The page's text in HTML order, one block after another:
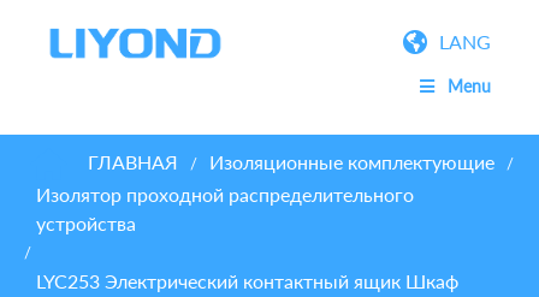
LANG
Menu
ГЛАВНАЯ / Изоляционные комплектующие /
Изолятор проходной распределительного
устройства
/
LYC253 Электрический контактный ящик Шкаф